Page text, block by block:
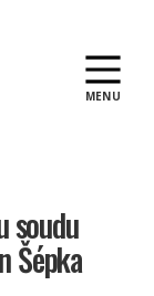
MENU
soudu
Šépka